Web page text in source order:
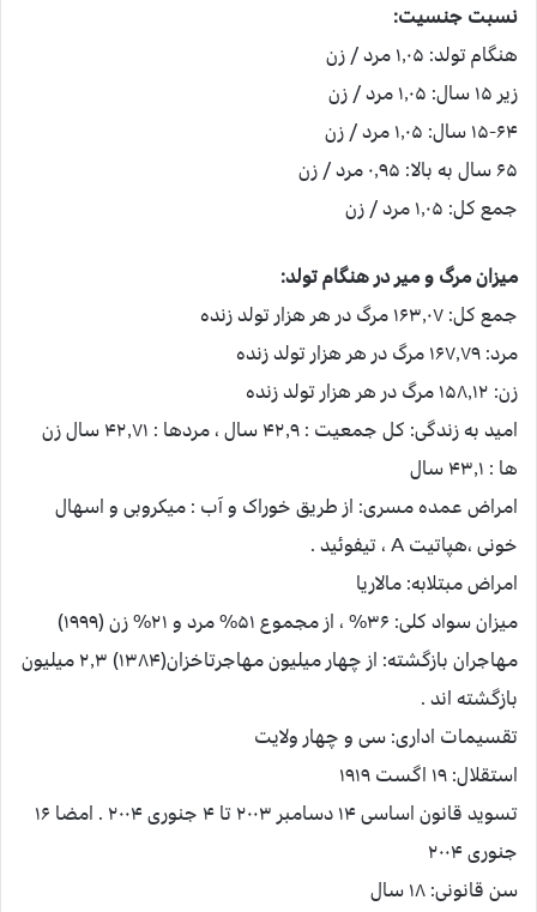
نسبت جنسیت:
هنگام تولد: ۱٫۰۵ مرد / زن
زیر ۱۵ سال: ۱٫۰۵ مرد / زن
۱۵-۶۴ سال: ۱٫۰۵ مرد / زن
۶۵ سال به بالا: ۰٫۹۵ مرد / زن
جمع کل: ۱٫۰۵ مرد / زن
میزان مرگ و میر در هنگام تولد:
جمع کل: ۱۶۳٫۰۷ مرگ در هر هزار تولد زنده
مرد: ۱۶۷٫۷۹ مرگ در هر هزار تولد زنده
زن: ۱۵۸٫۱۲ مرگ در هر هزار تولد زنده
امید به زندگی: کل جمعیت : ۴۲٫۹ سال ، مردها : ۴۲٫۷۱ سال زن
ها : ۴۳٫۱ سال
امراض عمده مسری: از طریق خوراک و آب : میکروبی و اسهال
خونی ،هپاتیت A ، تیفوئید .
امراض مبتلابه: مالاریا
میزان سواد کلی: ۳۶% ، از مجموع ۵۱% مرد و ۲۱% زن (۱۹۹۹)
مهاجران بازگشته: از چهار میلیون مهاجرتاخزان(۱۳۸۴) ۲٫۳ میلیون
بازگشته اند .
تقسیمات اداری: سی و چهار ولایت
استقلال: ۱۹ اگست ۱۹۱۹
تسوید قانون اساسی ۱۴ دسامبر ۲۰۰۳ تا ۴ جنوری ۲۰۰۴ . امضا ۱۶
جنوری ۲۰۰۴
سن قانونی: ۱۸ سال